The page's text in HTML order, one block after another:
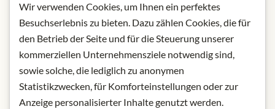
BESCHREIBUNG
Wir verwenden Cookies, um Ihnen ein perfektes
Besuchserlebnis zu bieten. Dazu zählen Cookies, die für
den Betrieb der Seite und für die Steuerung unserer
kommerziellen Unternehmensziele notwendig sind,
sowie solche, die lediglich zu anonymen
Statistikzwecken, für Komforteinstellungen oder zur
Anzeige personalisierter Inhalte genutzt werden.